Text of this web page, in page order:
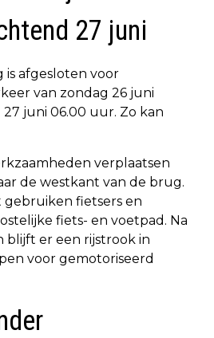
27 juni
is afgesloten voor
van zondag 26 juni
juni 06.00 uur. Zo kan
verplaatsen
de westkant van de brug.
gebruiken fietsers en
fiets- en voetpad. Na
blijft er een rijstrook in
voor gemotoriseerd